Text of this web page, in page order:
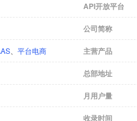
API开放平台
公司简称
平台电商 主营产品
总部地址
月用户量
收录时间